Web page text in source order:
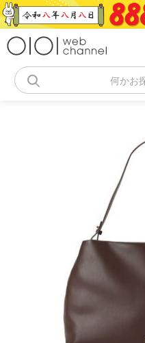
コ
ン
何かお